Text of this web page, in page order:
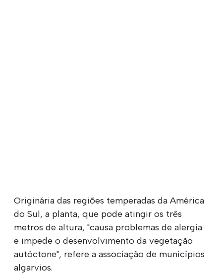
Originária das regiões temperadas da América
do Sul, a planta, que pode atingir os três
metros de altura, "causa problemas de alergia
e impede o desenvolvimento da vegetação
autóctone", refere a associação de municípios
algarvios.